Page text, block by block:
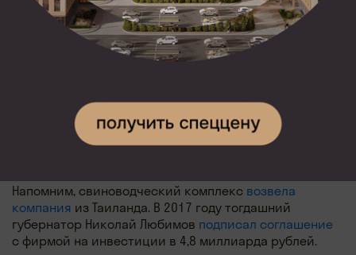
«Сейчас на свинокомплекс пригласили научных
сотрудников одного из институтов. Специалисты
подбирают состав, который бы эффективно
действовал и нейтрализовал запах. Понимаем,
поэтому ежедневно контактируем с руководством,
понуждая предприятие сделать все возможное,
чтобы исправить сложившееся положение. Ситуацию
держим на контроле», — так отреагировала
Напомним, свиноводческий комплекс возвела
компания из Таиланда. В 2017 году тогдашний
губернатор Николай Любимов подписал соглашение
с фирмой на инвестиции в 4,8 миллиарда рублей.